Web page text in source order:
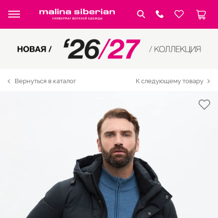
Вернуться в каталог К следующему товару